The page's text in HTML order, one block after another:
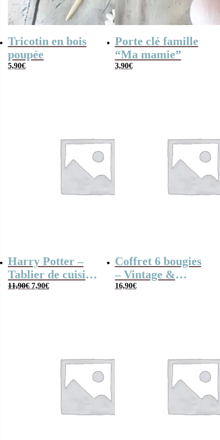
Tricotin en bois
poupée
5,90€
Porte clé famille
“Ma mamie”
3,90€
Harry Potter –
Tablier de cuisine
Hogwarts
11,90€ Le
7,90€Le
Coffret 6 bougies
– Vintage &
Lovely Home –
16,90€